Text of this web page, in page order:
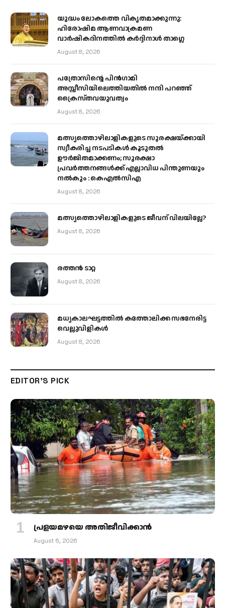
യുദ്ധം ലോകത്തെ വികൃതമാക്കുന്നു:
ഹിരോഷിമ ആണവാക്രമണ
വാർഷികദിനത്തിൽ കർദ്ദിനാൾ താഗ്ലെ
August 8, 2026
പത്രോസിന്റെ പിൻഗാമി
അസ്സീസിയിലെത്തിയതിൽ നന്ദി പറഞ്ഞ്
ക്രൈസ്തവയുവത്വം
August 8, 2026
മത്സ്യത്തൊഴിലാളികളുടെ സുരക്ഷയ്ക്കായി
സ്വീകരിച്ച നടപടികൾ കൂടുതൽ
ഊർജിതമാക്കണം; സുരക്ഷാ
പ്രവർത്തനങ്ങൾക്ക് എല്ലാവിധ പിന്തുണയും
നൽകും : കെഎൽസിഎ
August 8, 2026
മത്സ്യത്തൊഴിലാളികളുടെ ജീവന് വിലയില്ലേ?
August 8, 2026
രത്തന്‍ ടാറ്റ
August 8, 2026
മധ്യകാലഘട്ടത്തില്‍ കത്തോലിക്ക സഭനേരിട്ട
വെല്ലുവിളികള്‍
August 8, 2026
EDITOR'S PICK
പ്രളയമഴയെ അതിജീവിക്കാന്‍
August 6, 2026